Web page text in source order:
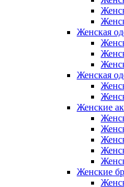
Женская
Женская
Женские
Женские